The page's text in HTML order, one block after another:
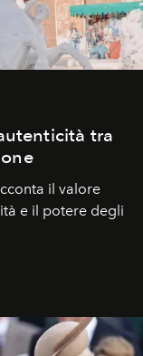
tra
il valore
e il potere degli